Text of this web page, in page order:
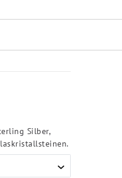
Silber,